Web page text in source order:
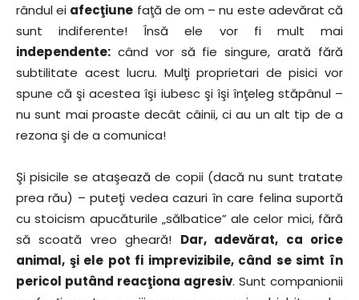
rândul ei afecţiune faţă de om – nu este adevărat că
sunt indiferente! Însă ele vor fi mult mai
independente: când vor să fie singure, arată fără
subtilitate acest lucru. Mulţi proprietari de pisici vor
spune că şi acestea îşi iubesc şi îşi înţeleg stăpânul –
nu sunt mai proaste decât câinii, ci au un alt tip de a
rezona şi de a comunica!
Şi pisicile se ataşează de copii (dacă nu sunt tratate
prea rău) – puteţi vedea cazuri în care felina suportă
cu stoicism apucăturile „sălbatice” ale celor mici, fără
să scoată vreo gheară! Dar, adevărat, ca orice
animal, şi ele pot fi imprevizibile, când se simt în
pericol putând reacţiona agresiv. Sunt companionii